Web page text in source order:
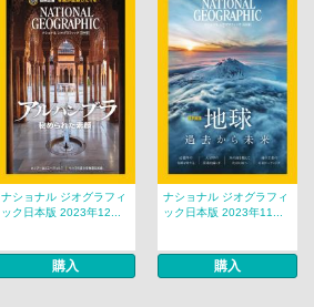
ナショナル ジオグラフィ
ック日本版 2023年12...
購入
ナショナル ジオグラフィ
ック日本版 2023年11...
購入